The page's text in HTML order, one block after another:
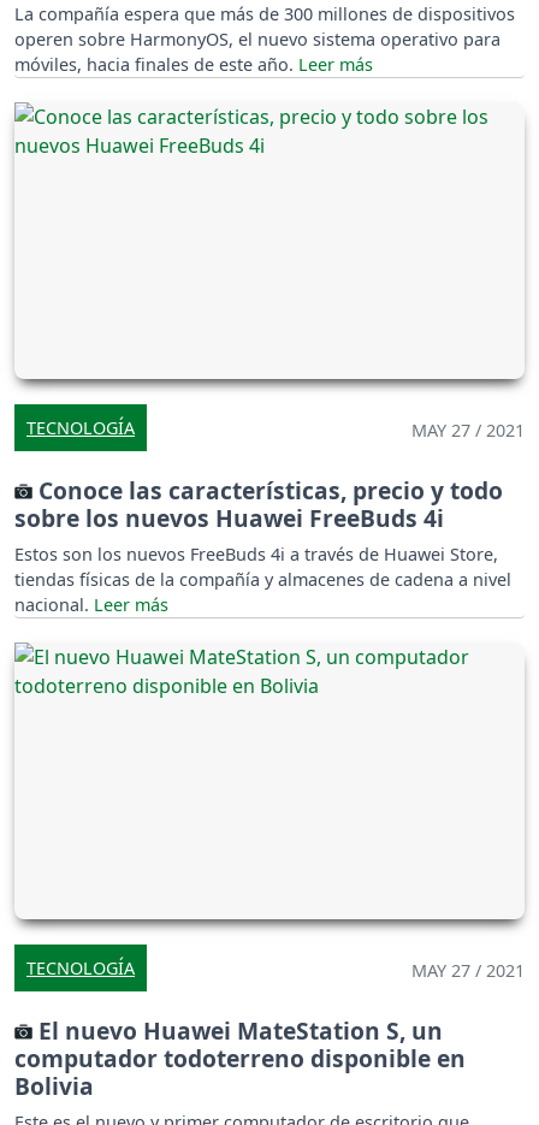
La compañía espera que más de 300 millones de dispositivos
operen sobre HarmonyOS, el nuevo sistema operativo para
móviles, hacia finales de este año.
TECNOLOGÍA MAY 27 / 2021
Conoce las características, precio y todo
sobre los nuevos Huawei FreeBuds 4i
Estos son los nuevos FreeBuds 4i a través de Huawei Store,
tiendas físicas de la compañía y almacenes de cadena a nivel
nacional.
TECNOLOGÍA MAY 27 / 2021
El nuevo Huawei MateStation S, un
computador todoterreno disponible en
Bolivia